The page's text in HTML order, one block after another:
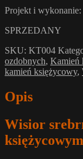
Projekt i
SPRZEDANY
SKU: KT004
ozdobnych, Kamień
kamień księżycowy,
Opis
Wisior